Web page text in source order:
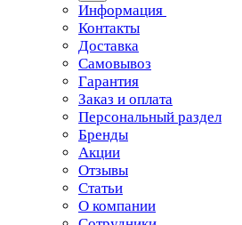
Информация
Контакты
Доставка
Самовывоз
Гарантия
Заказ и оплата
Персональный раздел
Бренды
Акции
Отзывы
Статьи
О компании